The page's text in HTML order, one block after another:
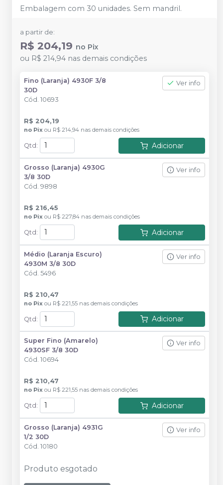
Embalagem com 30 unidades. Sem mandril.
a partir de:
R$ 204,19 no Pix
ou R$ 214,94 nas demais condições
Fino (Laranja) 4930F 3/8
30D
Cód. 10693
Ver info
R$ 204,19
no Pix ou R$ 214,94 nas demais condições
Qtd : Adicionar
Grosso (Laranja) 4930G
3/8 30D
Cód. 9898
Ver info
R$ 216,45
no Pix ou R$ 227,84 nas demais condições
Qtd : Adicionar
Médio (Laranja Escuro)
4930M 3/8 30D
Cód. 5496
Ver info
R$ 210,47
no Pix ou R$ 221,55 nas demais condições
Qtd: Adicionar
Super Fino (Amarelo)
4930SF 3/8 30D
Cód. 10694
Ver info
R$ 210,47
no Pix ou R$ 221,55 nas demais condições
Qtd : Adicionar
Grosso (Laranja) 4931G
1/2 30D
Cód. 10180
Ver info
Produto esgotado